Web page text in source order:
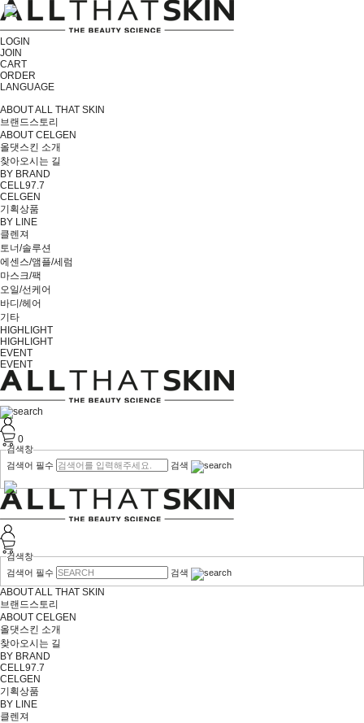
LOGIN
JOIN
CART
ORDER
LANGUAGE
ABOUT ALL THAT SKIN
브랜드스토리
ABOUT CELGEN
올댓스킨 소개
찾아오시는 길
BY BRAND
CELL97.7
CELGEN
기획상품
BY LINE
클렌져
토너/솔루션
에센스/앰플/세럼
마스크/팩
오일/선케어
바디/헤어
기타
HIGHLIGHT
HIGHLIGHT
EVENT
EVENT
0
검색창
검색어 필수
검색
검색창
검색어 필수
검색
ABOUT ALL THAT SKIN
브랜드스토리
ABOUT CELGEN
올댓스킨 소개
찾아오시는 길
BY BRAND
CELL97.7
CELGEN
기획상품
BY LINE
클렌져